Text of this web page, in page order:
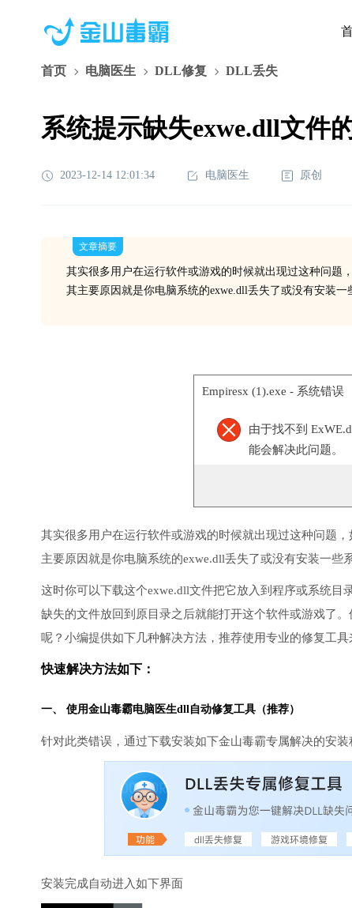
首页 电脑医生 DLL修复 DLL丢失
系统提示缺失exwe.dll文件
2023-12-14 12:01:34 电脑医生 原创
文章摘要
其实很多用户在运行软件或游戏的时候就出现过这种问题
其主要原因就是你电脑系统的exwe.dll丢失了或没有安装一
Empiresx (1).exe - 系统错误
由于找不到
能会解决此问题。
其实很多用户在运行软件或游戏的时候就出现过这种问题
主要原因就是你电脑系统的exwe.dll丢失了或没有安装一些
这时你可以下载这个exwe.dll文件把它放入到程序或系统
缺失的文件放回到原目录之后就能打开这个软件或游戏了
呢？小编提供如下几种解决方法，推荐使用专业的修复工具
快速解决方法如下：
一、 使用金山毒霸电脑医生dll自动修复工具（推荐）
针对此类错误，通过下载安装如下金山毒霸专属解决的安
安装完成自动进入如下界面